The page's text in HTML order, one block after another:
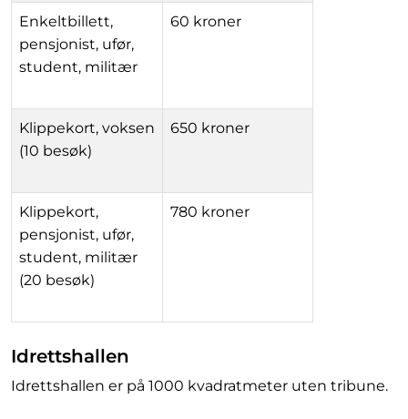
Enkeltbillett,
pensjonist, ufør,
student, militær
60 kroner
Klippekort, voksen
(10 besøk)
650 kroner
Klippekort,
pensjonist, ufør,
student, militær
(20 besøk)
780 kroner
Idrettshallen
Idrettshallen er på 1000 kvadratmeter uten tribune.